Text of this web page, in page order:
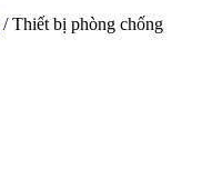
/Thiết bị phòng chống